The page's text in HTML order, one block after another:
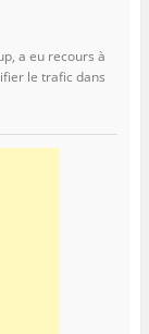
a eu recours à
le trafic dans